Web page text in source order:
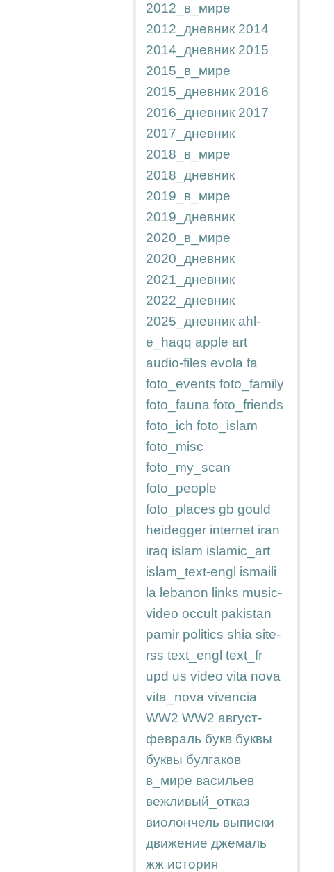
2012_в_мире
2012_дневник 2014
2014_дневник 2015
2015_в_мире
2015_дневник 2016
2016_дневник 2017
2017_дневник
2018_в_мире
2018_дневник
2019_в_мире
2019_дневник
2020_в_мире
2020_дневник
2021_дневник
2022_дневник
2025_дневник ahl-
e_haqq apple art
audio-files evola fa
foto_events foto_family
foto_fauna foto_friends
foto_ich foto_islam
foto_misc
foto_my_scan
foto_people
foto_places gb gould
heidegger internet iran
iraq islam islamic_art
islam_text-engl ismaili
la lebanon links music-
video occult pakistan
pamir politics shia site-
rss text_engl text_fr
upd us video vita nova
vita_nova vivencia
WW2 WW2 август-
февраль букв буквы
буквы булгаков
в_мире васильев
вежливый_отказ
виолончель выписки
движение джемаль
жж история